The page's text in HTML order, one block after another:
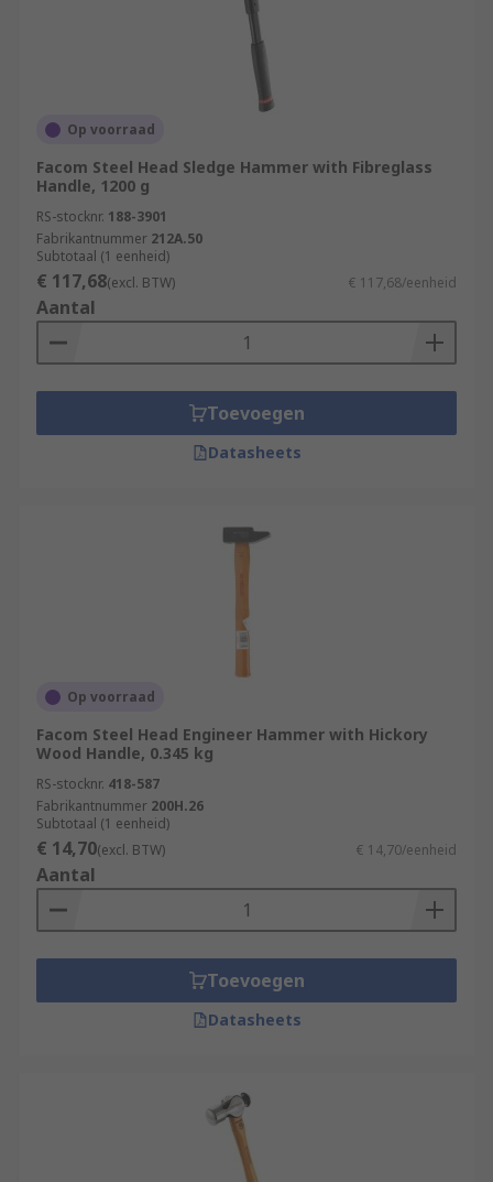
Op voorraad
Facom Steel Head Sledge Hammer with Fibreglass
Handle, 1200 g
RS-stocknr. 188-3901
Fabrikantnummer 212A.50
Subtotaal (1 eenheid)
€ 117,68(excl. BTW) € 117,68/eenheid
Aantal
Toevoegen
Datasheets
Op voorraad
Facom Steel Head Engineer Hammer with Hickory
Wood Handle, 0.345 kg
RS-stocknr. 418-587
Fabrikantnummer 200H.26
Subtotaal (1 eenheid)
€ 14,70(excl. BTW) € 14,70/eenheid
Aantal
Toevoegen
Datasheets